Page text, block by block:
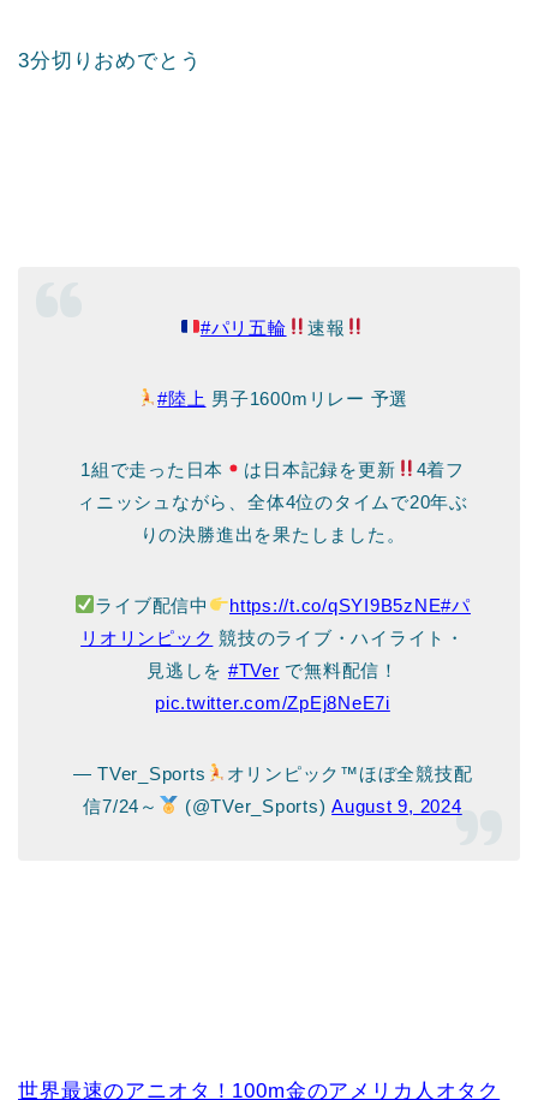
3分切りおめでとう
#パリ五輪 速報
#陸上 男子1600mリレー 予選
1組で走った日本 は日本記録を更新
4着フ
ィニッシュながら、全体4位のタイムで20年ぶ
りの決勝進出を果たしました。
ライブ配信中 https://t.co/qSYI9B5zNE#パ
リオリンピック 競技のライブ・ハイライト・
見逃しを #TVer で無料配信！
pic.twitter.com/ZpEj8NeE7i
— TVer_Sports
オリンピック™ほぼ全競技配
信7/24～
(@TVer_Sports)August 9, 2024
世界最速のアニオタ！100m金のアメリカ人オタク